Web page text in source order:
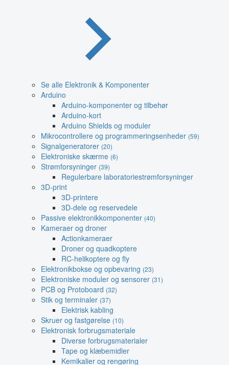
Se alle Elektronik & Komponenter
Arduino
Arduino-komponenter og tilbehør
Arduino-kort
Arduino Shields og moduler
Mikrocontrollere og programmeringsenheder (59)
Signalgeneratorer (20)
Elektroniske skærme (6)
Strømforsyninger (39)
Regulerbare laboratoriestrømforsyninger
3D-print
3D-printere
3D-dele og reservedele
Passive elektronikkomponenter (40)
Kameraer og droner
Actionkameraer
Droner og quadkoptere
RC-helikoptere og fly
Elektronikbokse og opbevaring (23)
Elektroniske moduler og sensorer (31)
PCB og Protoboard (32)
Stik og terminaler (37)
Elektrisk kabling
Skruer og fastgørelse (10)
Elektronisk forbrugsmateriale
Diverse forbrugsmaterialer
Tape og klæbemidler
Kemikalier og rengøring